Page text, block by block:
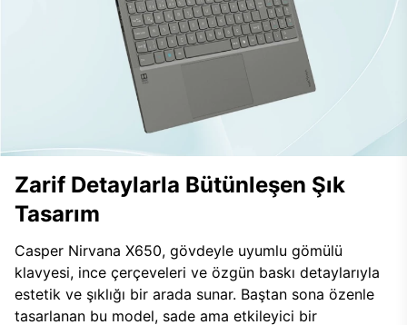
Zarif Detaylarla Bütünleşen Şık
Tasarım
Casper Nirvana X650, gövdeyle uyumlu gömülü
klavyesi, ince çerçeveleri ve özgün baskı detaylarıyla
estetik ve şıklığı bir arada sunar. Baştan sona özenle
tasarlanan bu model, sade ama etkileyici bir